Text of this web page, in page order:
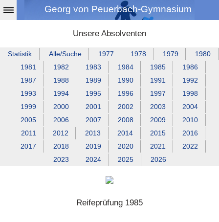
Georg von Peuerbach-Gymnasium
Unsere Absolventen
Statistik Alle/Suche 1977 1978 1979
1980
1981
1982 1983 1984 1985
1986
1987
1988 1989 1990 1991
1992
1993
1994 1995 1996 1997
1998
1999
2000 2001 2002 2003
2004
2005
2006 2007 2008 2009
2010
2011
2012 2013 2014 2015
2016
2017
2018 2019 2020 2021
2022
2023
2024 2025 2026
Reifeprüfung 1985